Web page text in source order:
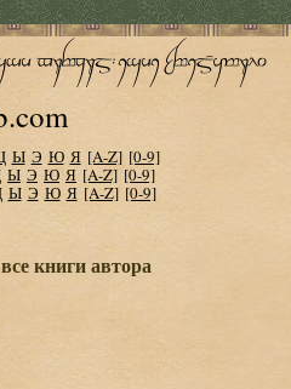
Ы Э Ю Я [A-Z] [0-9]
Ы Э Ю Я [A-Z] [0-9]
Ы Э Ю Я [A-Z] [0-9]
книги автора